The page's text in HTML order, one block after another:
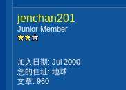
jenchan201
Junior Member
加入日期: Jul 2000
您的住址: 地球
文章: 960